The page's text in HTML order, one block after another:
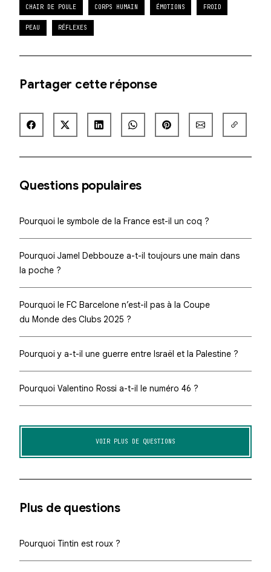
CHAIR DE POULE CORPS HUMAIN ÉMOTIONS FROID
PEAU RÉFLEXES
Partager cette réponse
Questions populaires
Pourquoi le symbole de la France est-il un coq ?
Pourquoi Jamel Debbouze a-t-il toujours une main dans
la poche ?
Pourquoi le FC Barcelone n’est-il pas à la Coupe
du Monde des Clubs 2025 ?
Pourquoi y a-t-il une guerre entre Israël et la Palestine ?
Pourquoi Valentino Rossi a-t-il le numéro 46 ?
VOIR PLUS DE QUESTIONS
Plus de questions
Pourquoi Tintin est roux ?